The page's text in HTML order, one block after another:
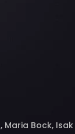
Maria Bock,